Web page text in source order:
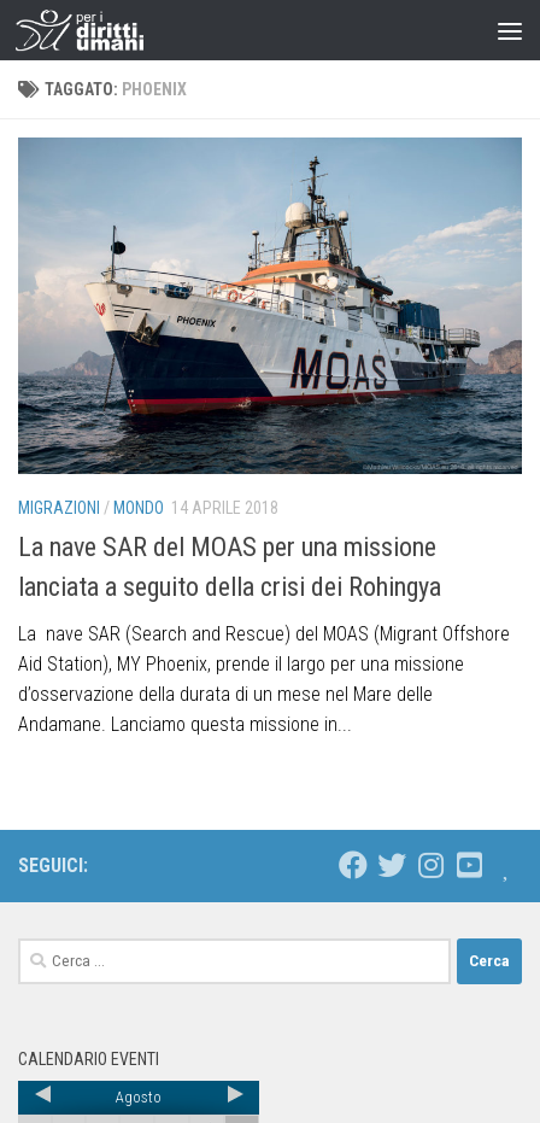
TAGGATO: PHOENIX
MIGRAZIONI / MONDO 14 APRILE 2018
La nave SAR del MOAS per una missione
lanciata a seguito della crisi dei Rohingya
La nave SAR (Search and Rescue) del MOAS (Migrant Offshore
Aid Station), MY Phoenix, prende il largo per una missione
d’osservazione della durata di un mese nel Mare delle
Andamane. Lanciamo questa missione in...
SEGUICI:
CALENDARIO EVENTI
Agosto